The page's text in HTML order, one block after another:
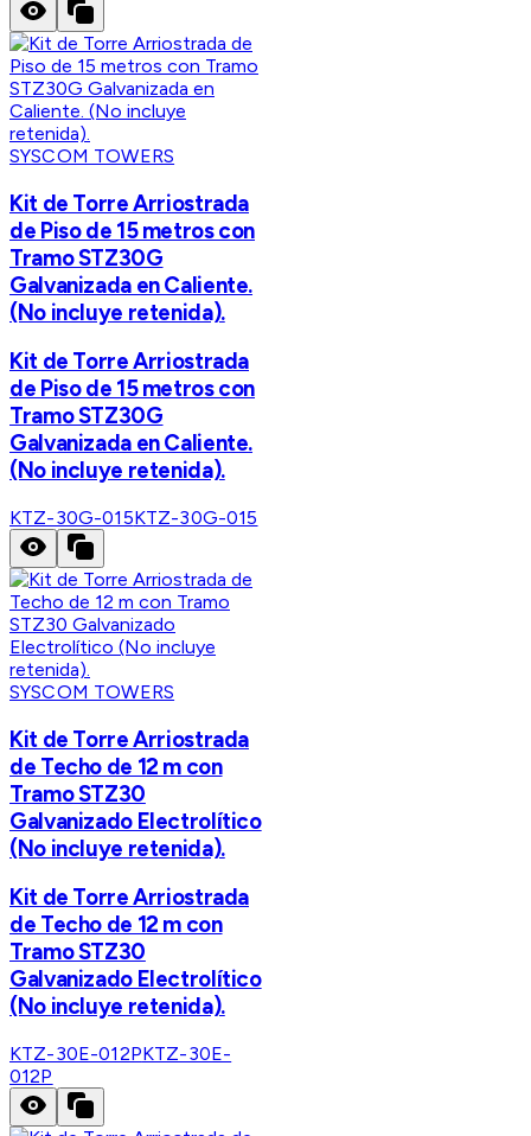
SYSCOM TOWERS
Kit de Torre Arriostrada
de Piso de 15 metros con
Tramo STZ30G
Galvanizada en Caliente.
(No incluye retenida).
Kit de Torre Arriostrada
de Piso de 15 metros con
Tramo STZ30G
Galvanizada en Caliente.
(No incluye retenida).
KTZ-30G-015KTZ-30G-015
SYSCOM TOWERS
Kit de Torre Arriostrada
de Techo de 12 m con
Tramo STZ30
Galvanizado Electrolítico
(No incluye retenida).
Kit de Torre Arriostrada
de Techo de 12 m con
Tramo STZ30
Galvanizado Electrolítico
(No incluye retenida).
KTZ-30E-012PKTZ-30E-
012P